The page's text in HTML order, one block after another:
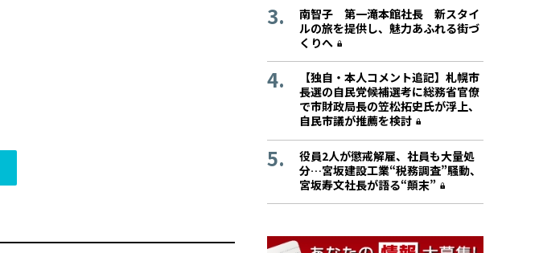
南智子 第一滝本館社長 新スタイ
ルの旅を提供し、魅力あふれる街づ
くりへ
【独自・本人コメント追記】札幌市
長選の自民党候補選考に総務省官僚
で市財政局長の笠松拓史氏が浮上、
自民市議が推薦を検討
役員2人が懲戒解雇、社員も大量処
分…宮坂建設工業“税務調査”騒動、
宮坂寿文社長が語る“顛末”